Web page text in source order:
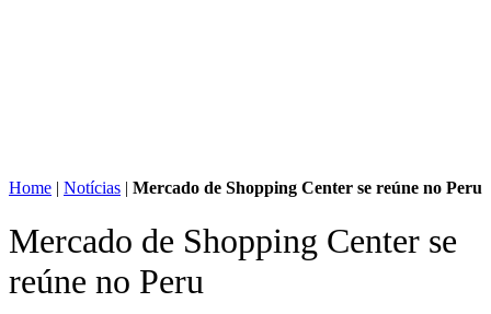
Home | Notícias | Mercado de Shopping Center se reúne no Peru
Mercado de Shopping Center se
reúne no Peru